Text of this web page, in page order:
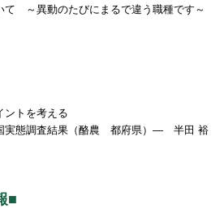
て ～異動のたびにまるで違う職種です～
ントを考える
実態調査結果（酪農 都府県）― 半田 裕
■